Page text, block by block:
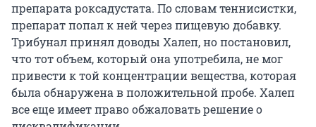
препарата роксадустата. По словам теннисистки,
препарат попал к ней через пищевую добавку.
Трибунал принял доводы Халеп, но постановил,
что тот объем, который она употребила, не мог
привести к той концентрации вещества, которая
была обнаружена в положительной пробе. Халеп
все еще имеет право обжаловать решение о